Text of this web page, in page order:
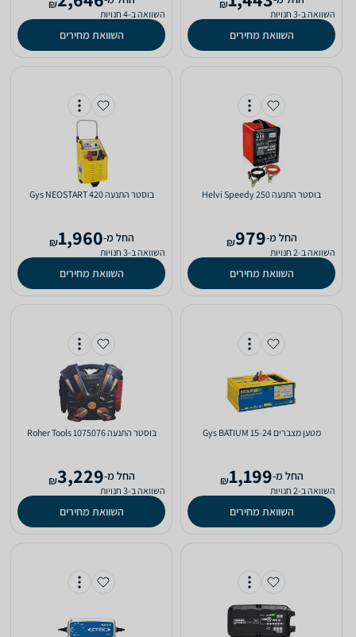
₪
השוואה ב-3 חנויות
השוואת מחירים
₪
השוואה ב-4 חנויות
השוואת מחירים
‏בוסטר התנעה Helvi Speedy 250
‫החל מ-979
₪
השוואה ב-2 חנויות
השוואת מחירים
‏בוסטר התנעה Gys NEOSTART 420
‫החל מ-1,960
₪
השוואה ב-3 חנויות
השוואת מחירים
‏מטען מצברים Gys BATIUM 15-24
‫החל מ-1,199
₪
השוואה ב-2 חנויות
השוואת מחירים
‏בוסטר התנעה 1075076 Roher Tools
‫החל מ-3,229
₪
השוואה ב-3 חנויות
השוואת מחירים